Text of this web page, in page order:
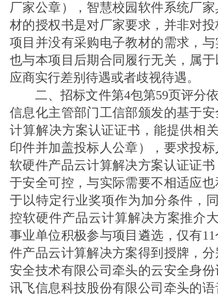
厂家公章），智慧校园软件系统厂
材的授权书是对厂家要求，并非对
项目并没有采购电子教材的需求，
也与本项目后期合同履行无关，属
应商实行差别待遇或者歧视待遇。
二、招标文件第4包第59页评分
信息化主管部门工信部颁发的基于
计算解决方案认证证书，能提供相
印件并加盖投标人公章），要求投
软硬件产品云计算解决方案认证证
于安全可控，与实际需要不相适应
于以特定行业奖项作为加分条件，
控软硬件产品云计算解决方案推介
事业单位积极参与项目遴选，仅有
件产品云计算解决方案得到授牌，
安全技术有限公司牵头的云安全身
讯飞信息科技股份有限公司牵头的